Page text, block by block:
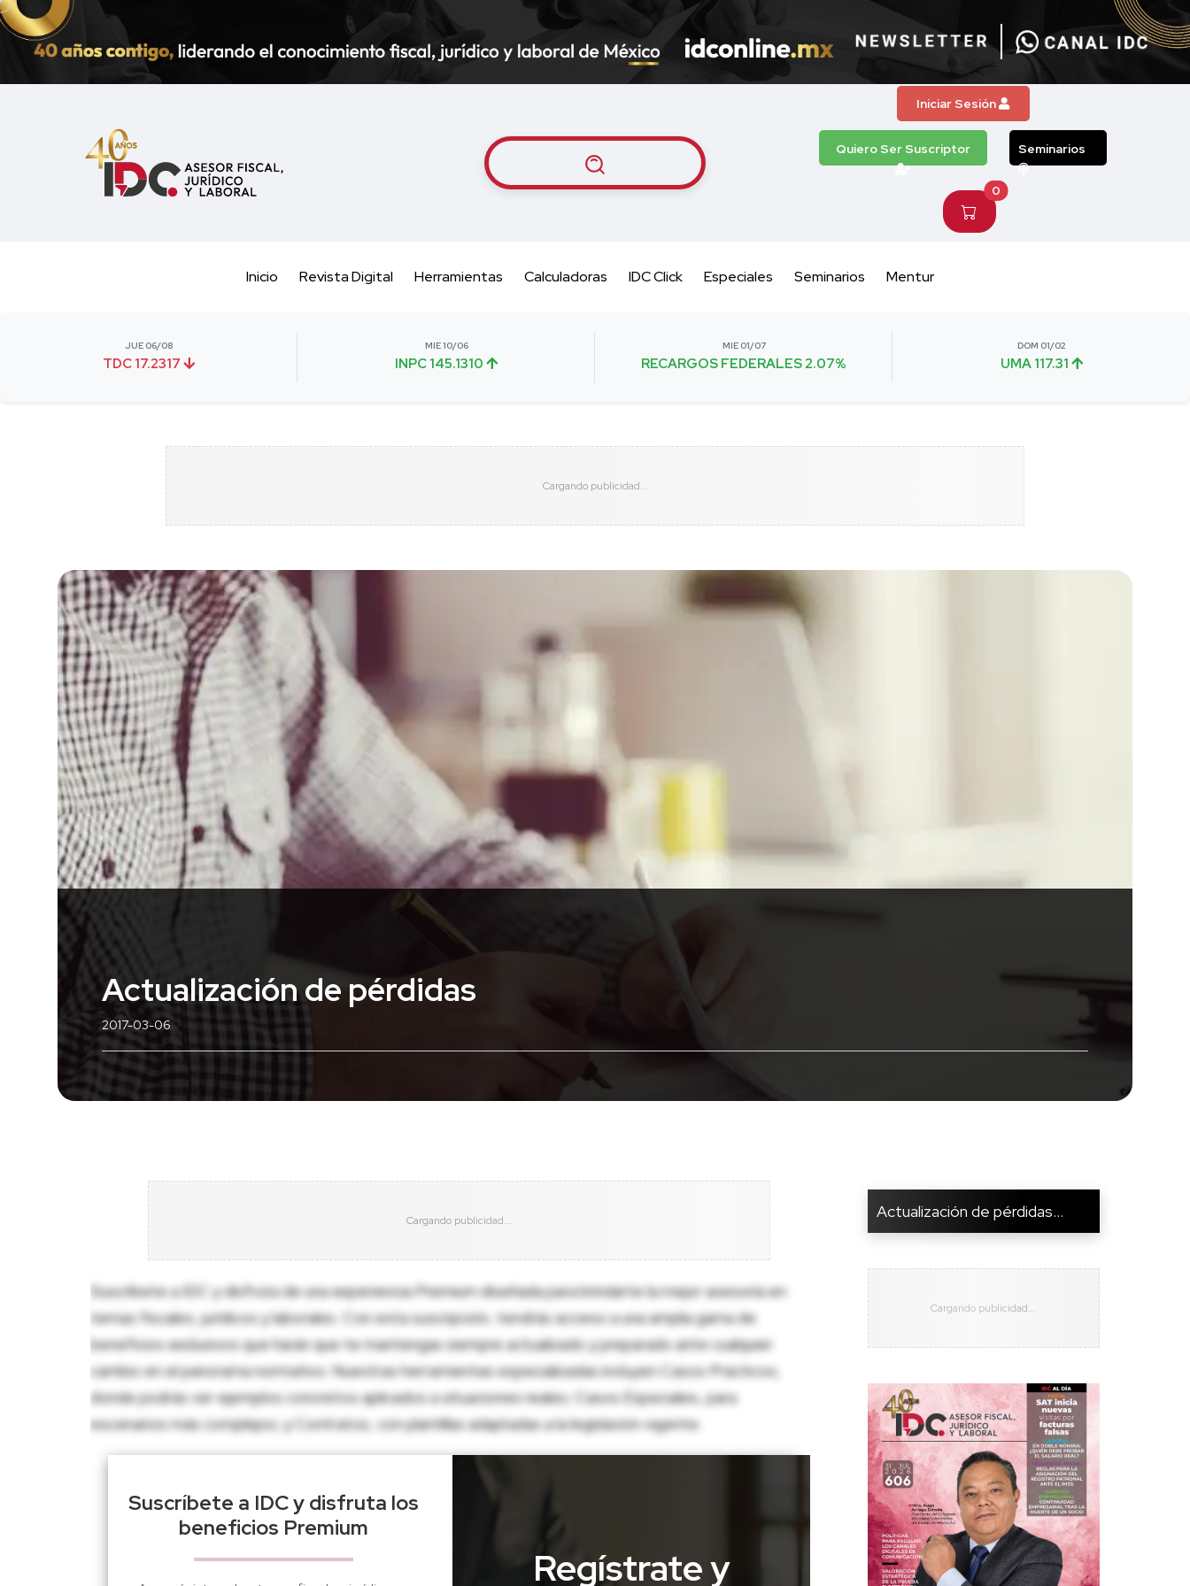
Iniciar Sesión
Quiero Ser Suscriptor Seminarios
0
Inicio Revista Digital Herramientas Calculadoras IDC Click Especiales Seminarios Mentur
JUE 06/08
TDC 17.2317
MIE 10/06
INPC 145.1310
MIE 01/07
RECARGOS FEDERALES 2.07%
DOM 01/02
UMA 117.31
Actualización de pérdidas
2017-03-06
Suscríbete a IDC y disfruta de una experiencia Premium diseñada para brindarte la mejor asesoría en
temas fiscales, jurídicos y laborales. Con esta suscripción, tendrás acceso a una amplia gama de
beneficios exclusivos que harán que te mantengas siempre actualizado y preparado ante cualquier
cambio en el panorama normativo. Nuestras herramientas especializadas incluyen Casos Prácticos,
donde podrás ver ejemplos concretos aplicados a situaciones reales; Casos Especiales, para
escenarios más complejos; y Contratos, con plantillas adaptadas a la legislación vigente.
Suscríbete a IDC y disfruta los
beneficios Premium
Regístrate y
Actualización de pérdidas...